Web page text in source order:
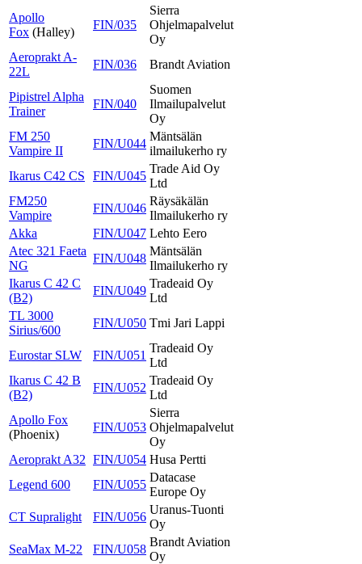
Apollo
Fox (Halley)
FIN/035
Sierra
Ohjelmapalvelut
Oy
Aeroprakt A-
22L
FIN/036 Brandt Aviation
Pipistrel Alpha
Trainer
FIN/040
Suomen
Ilmailupalvelut
Oy
FM 250
Vampire II
FIN/U044
Mäntsälän
ilmailukerho ry
Ikarus C42 CS
FIN/U045
Trade Aid Oy
Ltd
FM250
Vampire
FIN/U046
Räysäkälän
Ilmailukerho ry
Akka
FIN/U047 Lehto Eero
Atec 321 Faeta
NG
FIN/U048
Mäntsälän
Ilmailukerho ry
Ikarus C 42 C
(B2)
FIN/U049
Tradeaid Oy
Ltd
TL 3000
Sirius/600
FIN/U050 Tmi Jari Lappi
Eurostar SLW FIN/U051
Tradeaid Oy
Ltd
Ikarus C 42 B
(B2)
FIN/U052
Tradeaid Oy
Ltd
Apollo Fox
(Phoenix)
FIN/U053
Sierra
Ohjelmapalvelut
Oy
Aeroprakt A32 FIN/U054 Husa Pertti
Legend 600
FIN/U055
Datacase
Europe Oy
CT Supralight
FIN/U056
Uranus-Tuonti
Oy
SeaMax M-22
FIN/U058
Brandt Aviation
Oy